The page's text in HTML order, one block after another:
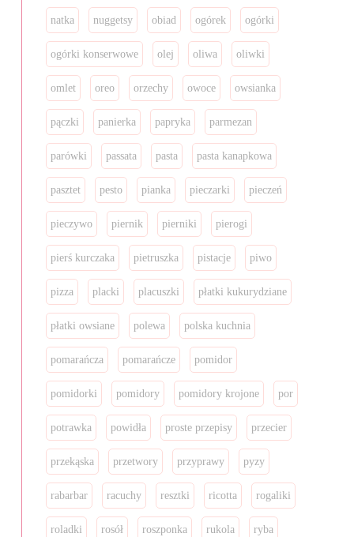
natka nuggetsy obiad ogórek ogórki
ogórki konserwowe olej oliwa oliwki
omlet oreo orzechy owoce owsianka
pączki panierka papryka parmezan
parówki passata pasta pasta kanapkowa
pasztet pesto pianka pieczarki pieczeń
pieczywo piernik pierniki pierogi
pierś kurczaka pietruszka pistacje piwo
pizza placki placuszki płatki kukurydziane
płatki owsiane polewa polska kuchnia
pomarańcza pomarańcze pomidor
pomidorki pomidory pomidory krojone por
potrawka powidła proste przepisy przecier
przekąska przetwory przyprawy pyzy
rabarbar racuchy resztki ricotta rogaliki
roladki rosół roszponka rukola ryba